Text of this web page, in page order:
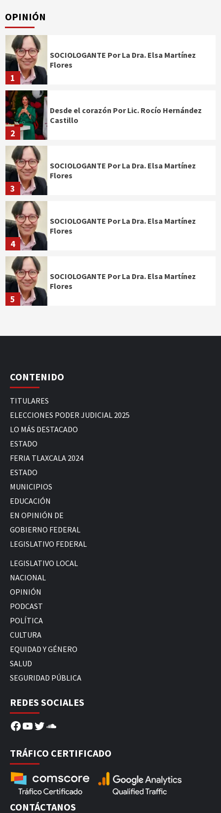
OPINIÓN
1
SOCIOLOGANTE Por La Dra. Elsa Martínez
Flores
2
Desde el corazón Por Lic. Rocío Hernández
Castillo
3
SOCIOLOGANTE Por La Dra. Elsa Martínez
Flores
4
SOCIOLOGANTE Por La Dra. Elsa Martínez
Flores
5
SOCIOLOGANTE Por La Dra. Elsa Martínez
Flores
CONTENIDO
TITULARES
ELECCIONES PODER JUDICIAL 2025
LO MÁS DESTACADO
ESTADO
FERIA TLAXCALA 2024
ESTADO
MUNICIPIOS
EDUCACIÓN
EN OPINIÓN DE
GOBIERNO FEDERAL
LEGISLATIVO FEDERAL
LEGISLATIVO LOCAL
NACIONAL
OPINIÓN
PODCAST
POLÍTICA
CULTURA
EQUIDAD Y GÉNERO
SALUD
SEGURIDAD PÚBLICA
REDES SOCIALES
Facebook
YouTube
Twitter
SoundCloud
TRÁFICO CERTIFICADO
CONTÁCTANOS